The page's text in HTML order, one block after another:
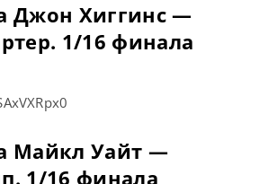
Джон Хиггинс —
1/16 финала
Майкл Уайт —
1/16 финала